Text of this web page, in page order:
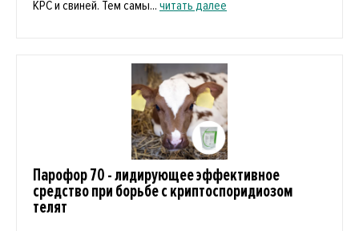
КРС и свиней. Тем самы... читать далее
Парофор 70 - лидирующее эффективное
средство при борьбе с криптоспоридиозом
телят